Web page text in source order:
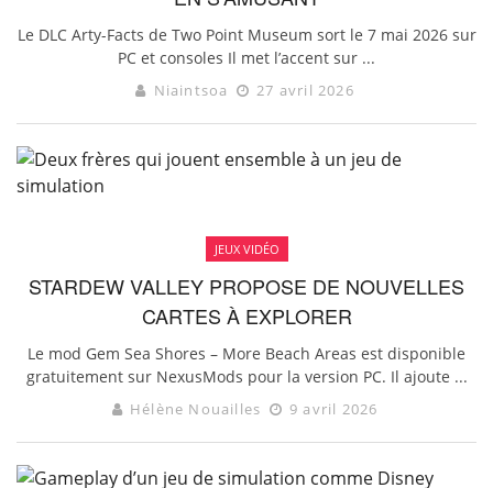
Le DLC Arty-Facts de Two Point Museum sort le 7 mai 2026 sur
PC et consoles Il met l’accent sur ...
Niaintsoa 27 avril 2026
JEUX VIDÉO
STARDEW VALLEY PROPOSE DE NOUVELLES
CARTES À EXPLORER
Le mod Gem Sea Shores – More Beach Areas est disponible
gratuitement sur NexusMods pour la version PC. Il ajoute ...
Hélène Nouailles 9 avril 2026